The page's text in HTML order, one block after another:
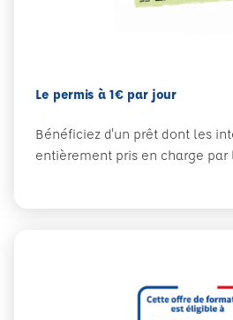
Le permis à 1€ par jour
Bénéficiez d'un prêt dont les
entièrement pris en charge par